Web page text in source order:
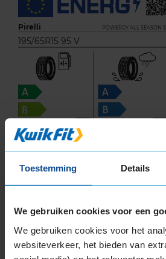
Toestemming Details
We gebruiken cookies voor een
We gebruiken cookies voor het
websiteverkeer, het bieden van
Pirelli POWERGY ALL SEASON
195/65R15 95 V
C
ABC
Deze band is beoordeeld met